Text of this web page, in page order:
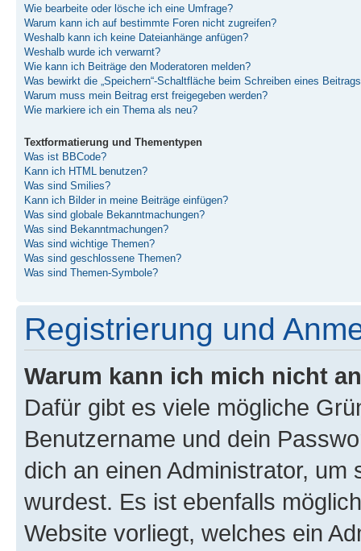
Wie bearbeite oder lösche ich eine Umfrage?
Warum kann ich auf bestimmte Foren nicht zugreifen?
Weshalb kann ich keine Dateianhänge anfügen?
Weshalb wurde ich verwarnt?
Wie kann ich Beiträge den Moderatoren melden?
Was bewirkt die „Speichern“-Schaltfläche beim Schreiben eines
Warum muss mein Beitrag erst freigegeben werden?
Wie markiere ich ein Thema als neu?
Textformatierung und Thementypen
Was ist BBCode?
Kann ich HTML benutzen?
Was sind Smilies?
Kann ich Bilder in meine Beiträge einfügen?
Was sind globale Bekanntmachungen?
Was sind Bekanntmachungen?
Was sind wichtige Themen?
Was sind geschlossene Themen?
Was sind Themen-Symbole?
Registrierung und
Warum kann ich mich nicht
Dafür gibt es viele mögliche
Benutzername und dein
dich an einen Administrator,
wurdest. Es ist ebenfalls
Website vorliegt, welches ein